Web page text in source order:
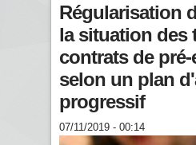
Régularisation
la situation des
contrats de
selon un plan
progressif
07/11/2019 - 00:14